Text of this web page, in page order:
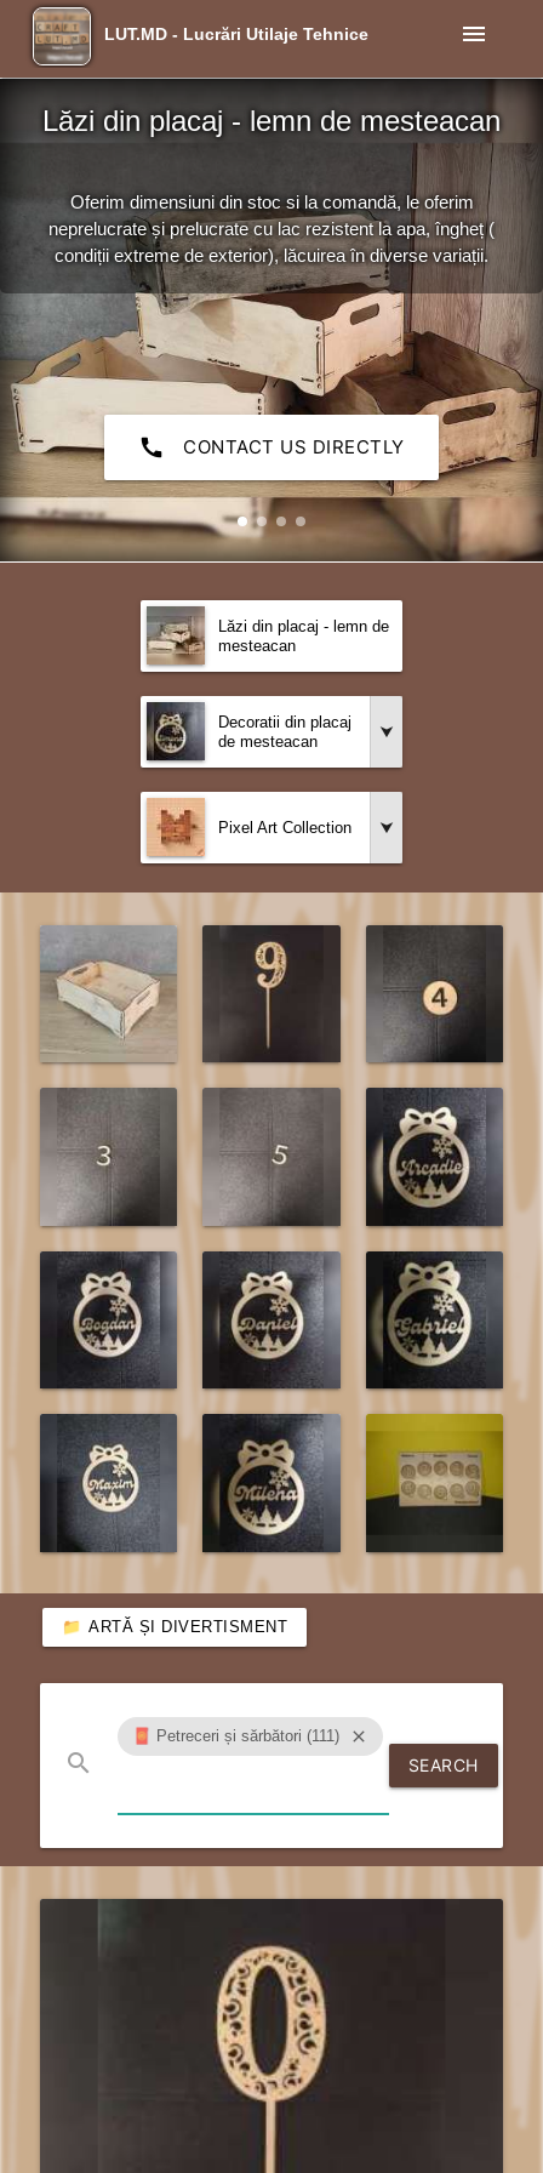
LUT.MD - Lucrări Utilaje Tehnice menu
call CONTACT US DIRECTLY
Lăzi din placaj - lemn de mesteacan
Oferim dimensiuni din stoc si la comandă, le oferim
neprelucrate și prelucrate cu lac rezistent la apa, îngheț (
condiții extreme de exterior), lăcuirea în diverse variații.
Lăzi din placaj - lemn de
mesteacan
Decoratii din placaj
de mesteacan
Pixel Art Collection
ARTĂ ȘI DIVERTISMENT
search
🧧 Petreceri și sărbători (111) close
SEARCH